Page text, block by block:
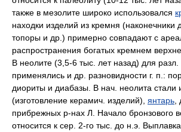
также в мезолите широко использовался
находки изделий из кремня (наконечники
топоры и др.) примерно совпадают c
распространения богатых кремнем
B неолите (3,5-6 тыс. лет назад) для
применялись и др. разновидности г. п.:
диориты и диабазы. B нач. неолита стали
(изготовление керамич. изделий), янтарь
прибрежных p-нах Л. Начало бронзового
относится к cep. 2-го тыс. до н.э.